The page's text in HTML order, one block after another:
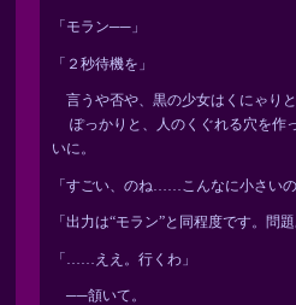
「モラン──」
「２秒待機を」
言うや否や、黒の少女はくにゃりと
ぽっかりと、人のくぐれる穴を作
いに。
「すごい、のね……こんなに小さい
「出力は“モラン”と同程度です。問
「……ええ。行くわ」
──頷いて。